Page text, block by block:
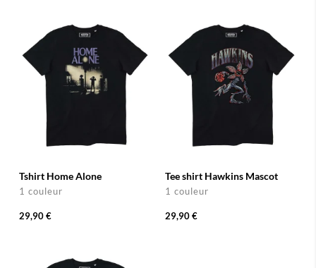
Tshirt Home Alone
1 couleur
29,90 €
Tee shirt Hawkins Mascot
1 couleur
29,90 €